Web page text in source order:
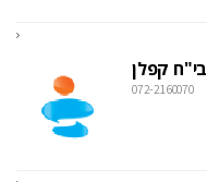
בי"ח קפלן
072-2160070